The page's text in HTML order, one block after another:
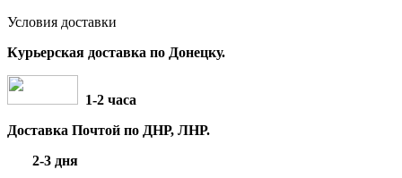
Условия доставки
Курьерская доставка по Донецку.
1-2 часа
Доставка Почтой по ДНР, ЛНР.
2-3 дня